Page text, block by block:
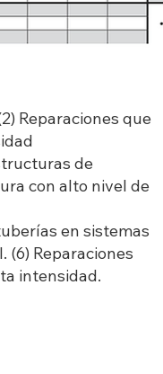
Reparaciones que
de
con alto nivel de
en sistemas
Reparaciones
intensidad.